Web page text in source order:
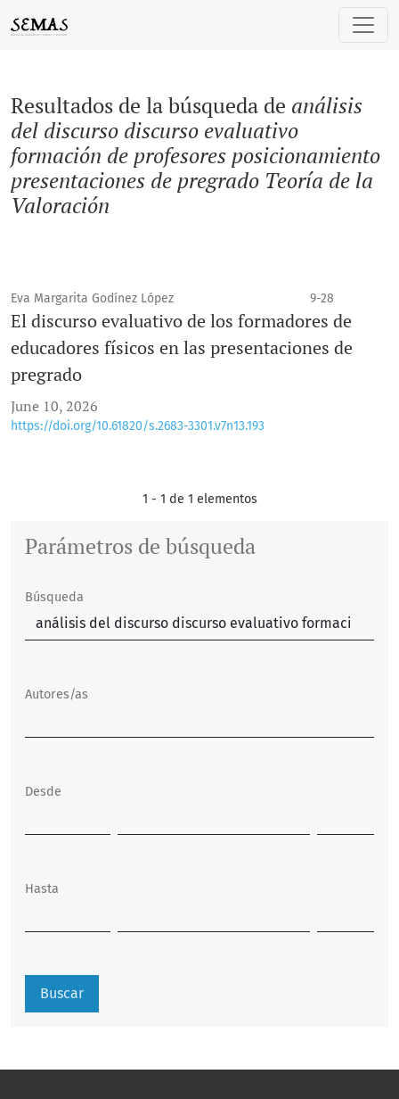
Resultados de la búsqueda de análisis
del discurso discurso evaluativo
formación de profesores posicionamiento
presentaciones de pregrado Teoría de la
Valoración
Eva Margarita Godínez López 9-28
El discurso evaluativo de los formadores de
educadores físicos en las presentaciones de
pregrado
June 10, 2026
https://doi.org/10.61820/s.2683-3301.v7n13.193
1 - 1 de 1 elementos
Parámetros de búsqueda
Búsqueda
Autores/as
Desde
Hasta
Buscar